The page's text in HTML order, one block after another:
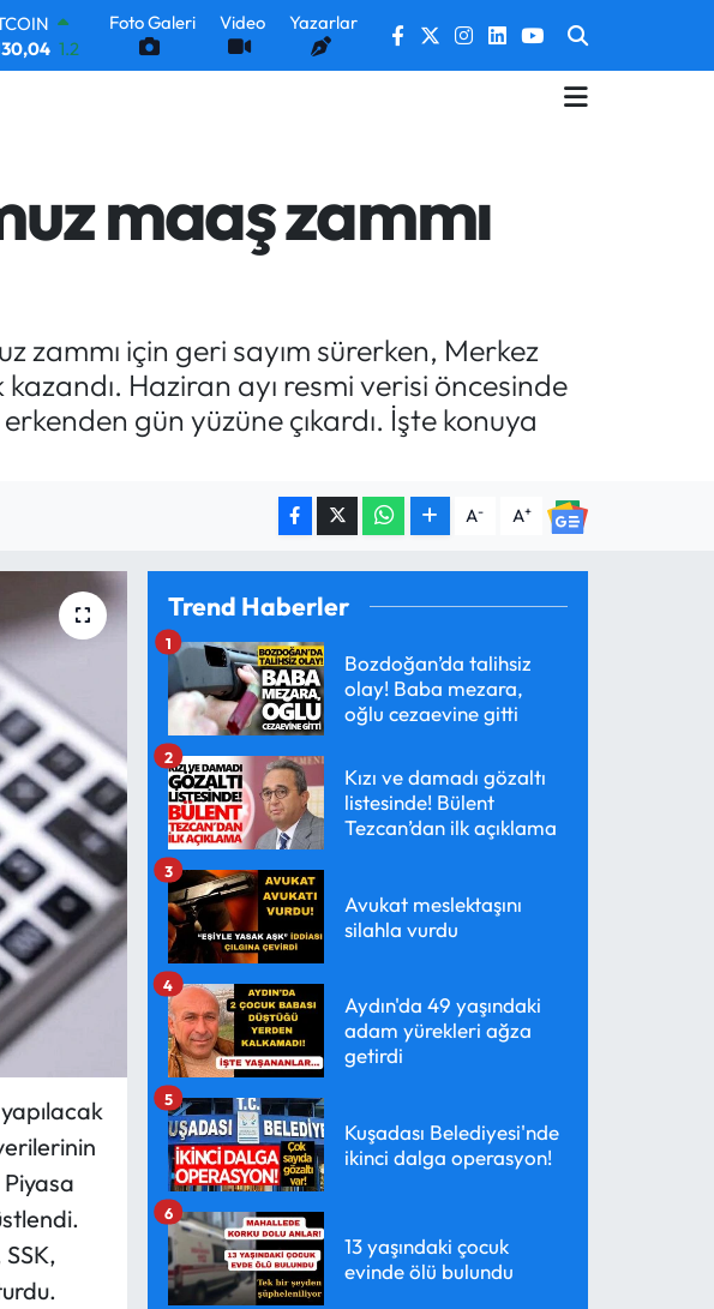
0.17
2.12
Foto Galeri Video Yazarlar
maaş zammı
zammı için geri sayım sürerken, Merkez
Haziran ayı resmi verisi öncesinde
gün yüzüne çıkardı. İşte konuya
A- A+
Trend Haberler
Bozdoğan’da talihsiz
olay! Baba mezara,
oğlu cezaevine gitti
1
Kızı ve damadı gözaltı
listesinde! Bülent
Tezcan’dan ilk açıklama
2
Avukat meslektaşını
silahla vurdu
3
Aydın'da 49 yaşındaki
adam yürekleri ağza
getirdi
4
Kuşadası Belediyesi'nde
ikinci dalga operasyon!
5
13 yaşındaki çocuk
evinde ölü bulundu
6